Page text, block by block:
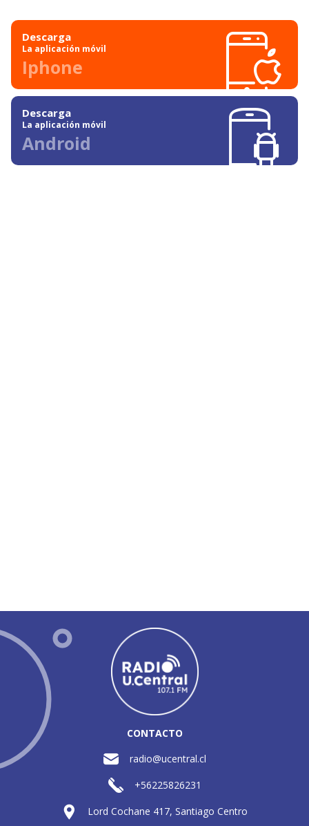
Descarga
La aplicación móvil
Iphone
Descarga
La aplicación móvil
Android
CONTACTO
radio@ucentral.cl
+56225826231
Lord Cochane 417, Santiago Centro